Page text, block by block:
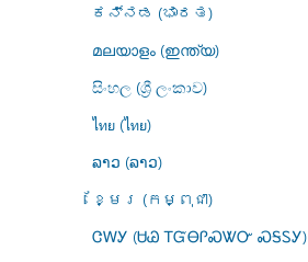
ಕನ್ನಡ (ಭಾರತ)
മലയാളം (ഇന്ത്യ)
සිංහල (ශ්‍රී ලංකාව)
ไทย (ไทย)
ລາວ (ລາວ)
ខ្មែរ (កម្ពុជា)
ᏣᎳᎩ (ᏌᏊ ᎢᏳᎾᎵᏍᏔᏅ ᏍᎦᏚᎩ)